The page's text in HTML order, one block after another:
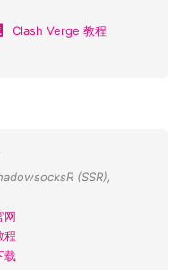
Clash Verge 教程
(SSR),
网
程
载